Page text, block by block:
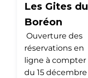
Les Gites du
Boréon
Ouverture des
réservations en
ligne à compter
du 15 décembre